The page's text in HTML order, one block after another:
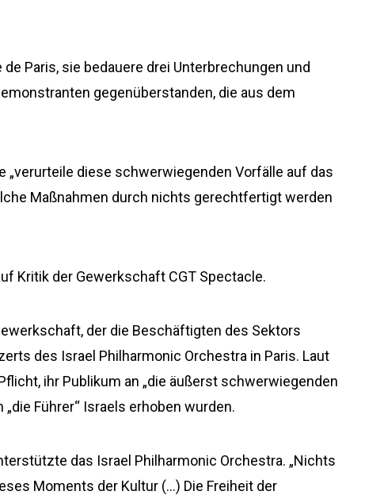
Paris, sie bedauere drei Unterbrechungen und
gegenüberstanden, die aus dem
„verurteile diese schwerwiegenden Vorfälle auf das
Maßnahmen durch nichts gerechtfertigt werden
Kritik der Gewerkschaft CGT Spectacle.
der die Beschäftigten des Sektors
des Israel Philharmonic Orchestra in Paris. Laut
ihr Publikum an „die äußerst schwerwiegenden
Führer“ Israels erhoben wurden.
das Israel Philharmonic Orchestra. „Nichts
Moments der Kultur (…) Die Freiheit der